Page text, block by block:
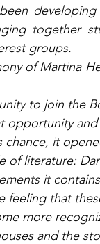
together
groups.
of Martina
opportunity
it
literature:
it
feeling that
more
and the